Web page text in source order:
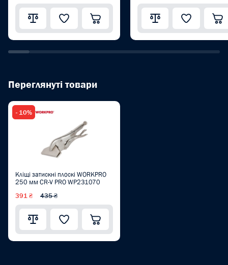
Переглянуті товари
- 10%
Кліщі затискні плоскі WORKPRO
250 мм CR-V PRO WP231070
391 ₴ 435 ₴